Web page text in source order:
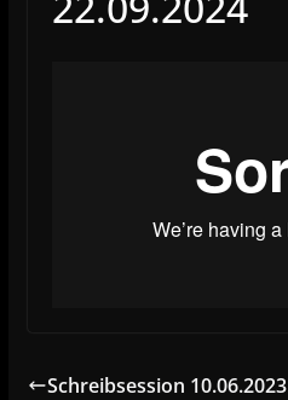
Schreibsession 10.06.2023